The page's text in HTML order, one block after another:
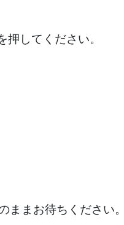
してください。
ままお待ちください。